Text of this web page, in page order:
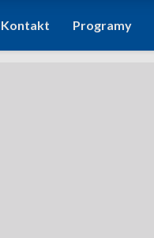
Kontakt Programy